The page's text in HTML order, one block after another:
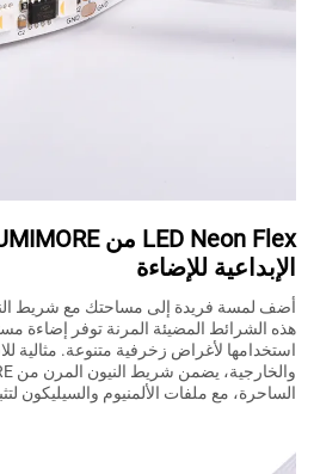
الإبداعية للإضاءة
هذه الشرائط المضيئة المرنة توفر إضاءة
استخدامها لأغراض زخرفية متنوعة. مثالية
الساحرة، مع ملفات الألمنيوم والسيليكون